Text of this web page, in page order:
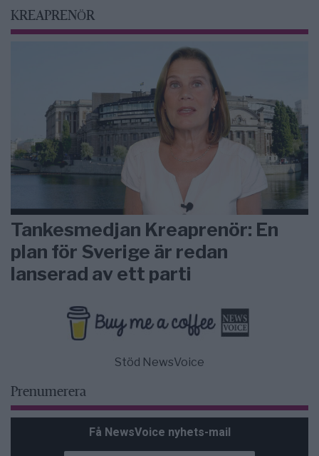
KREAPRENÖR
Tankesmedjan Kreaprenör: En
plan för Sverige är redan
lanserad av ett parti
Stöd NewsVoice
Prenumerera
Få NewsVoice nyhets-mail